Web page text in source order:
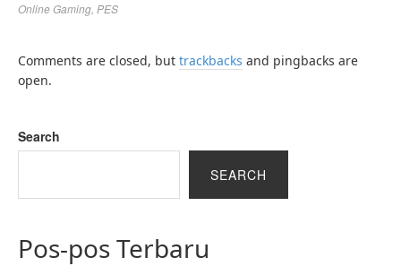
Online Gaming PES
Comments are closed, but trackbacks and pingbacks are
open.
Search
SEARCH
Pos-pos Terbaru